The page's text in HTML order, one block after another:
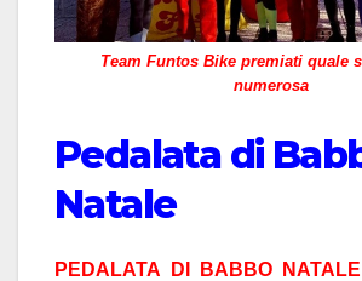
Team Funtos Bike premiati quale
numerosa
Pedalata di
Natale
PEDALATA DI BABBO NATALE